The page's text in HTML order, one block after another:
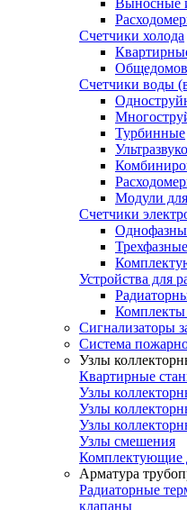
Выносные
Счетчики холода
Счетчики воды
Турбинные
Модули
Счетчики
Устройства для
Комплекты
Сигнализаторы
Система
Узлы
Квартирные
Узлы
Узлы
Узлы
Узлы смешения
Комплектующие
Арматура
Радиаторные
клапаны